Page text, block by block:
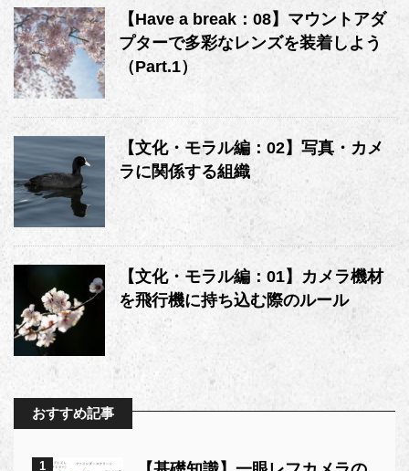
【Have a break：08】マウントアダ
プターで多彩なレンズを装着しよう
（Part.1）
【文化・モラル編：02】写真・カメ
ラに関係する組織
【文化・モラル編：01】カメラ機材
を飛行機に持ち込む際のルール
おすすめ記事
1